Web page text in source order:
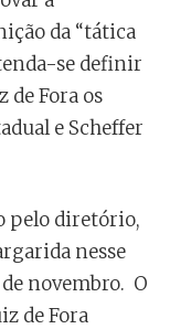
da “tática
se definir
de Fora os
e Scheffer
pelo diretório,
nesse
novembro. O
de Fora